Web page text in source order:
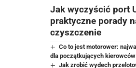
Jak wyczyścić port
praktyczne porady
czyszczenie
Co to jest motorower:
dla początkujących kierowców
Jak zrobić wydech